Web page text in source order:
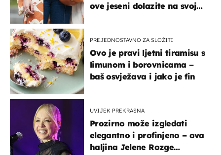
ove jeseni dolazite na svoje
PREJEDNOSTAVNO ZA SLOŽITI
Ovo je pravi ljetni tiramisu s
limunom i borovnicama –
baš osvježava i jako je fin
UVIJEK PREKRASNA
Prozirno može izgledati
elegantno i profinjeno – ova
haljina Jelene Rozge